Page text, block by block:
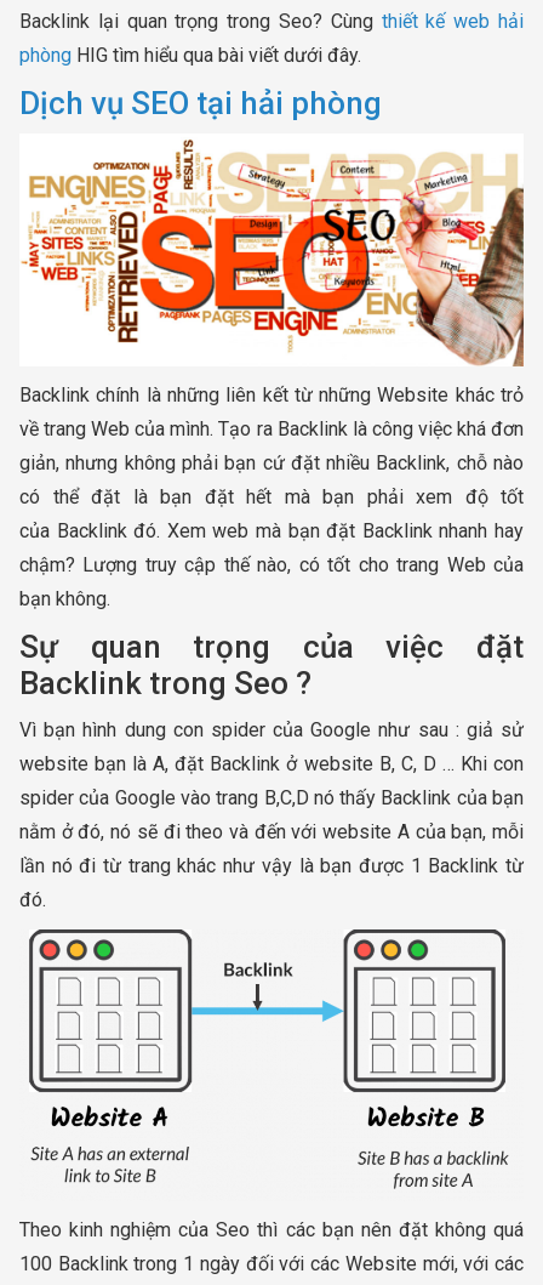
Backlink lại quan trọng trong Seo? Cùng thiết kế web hải
phòng HIG tìm hiểu qua bài viết dưới đây.
Dịch vụ SEO tại hải phòng
Backlink chính là những liên kết từ những Website khác trỏ
về trang Web của mình. Tạo ra Backlink là công việc khá đơn
giản, nhưng không phải bạn cứ đặt nhiều Backlink, chỗ nào
có thể đặt là bạn đặt hết mà bạn phải xem độ tốt
của Backlink đó. Xem web mà bạn đặt Backlink nhanh hay
chậm? Lượng truy cập thế nào, có tốt cho trang Web của
bạn không.
Sự quan trọng của việc đặt
Backlink trong Seo ?
Vì bạn hình dung con spider của Google như sau : giả sử
website bạn là A, đặt Backlink ở website B, C, D … Khi con
spider của Google vào trang B,C,D nó thấy Backlink của bạn
nằm ở đó, nó sẽ đi theo và đến với website A của bạn, mỗi
lần nó đi từ trang khác như vậy là bạn được 1 Backlink từ
đó.
Theo kinh nghiệm của Seo thì các bạn nên đặt không quá
100 Backlink trong 1 ngày đối với các Website mới, với các